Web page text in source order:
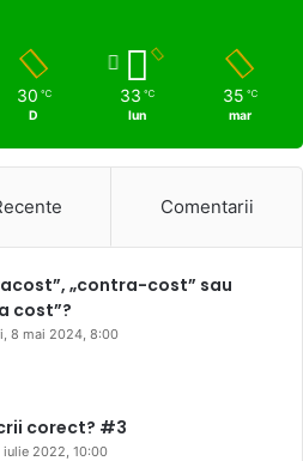
30 ℃
D
33 ℃
lun
35 ℃
mar
Comentarii
„contra-cost” sau
cost”?
8 mai 2024, 8:00
corect? #3
iulie 2022, 10:00